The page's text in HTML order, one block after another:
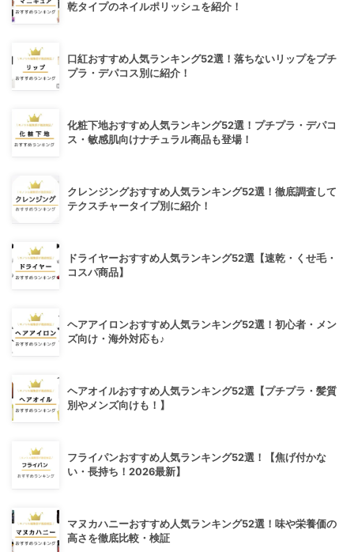
乾タイプのネイルポリッシュを紹介！
口紅おすすめ人気ランキング52選！落ちないリップをプチ
プラ・デパコス別に紹介！
化粧下地おすすめ人気ランキング52選！プチプラ・デパコ
ス・敏感肌向けナチュラル商品も登場！
クレンジングおすすめ人気ランキング52選！徹底調査して
テクスチャータイプ別に紹介！
ドライヤーおすすめ人気ランキング52選【速乾・くせ毛・
コスパ商品】
ヘアアイロンおすすめ人気ランキング52選！初心者・メン
ズ向け・海外対応も♪
ヘアオイルおすすめ人気ランキング52選【プチプラ・髪質
別やメンズ向けも！】
フライパンおすすめ人気ランキング52選！【焦げ付かな
い・長持ち！2026最新】
マヌカハニーおすすめ人気ランキング52選！味や栄養価の
高さを徹底比較・検証